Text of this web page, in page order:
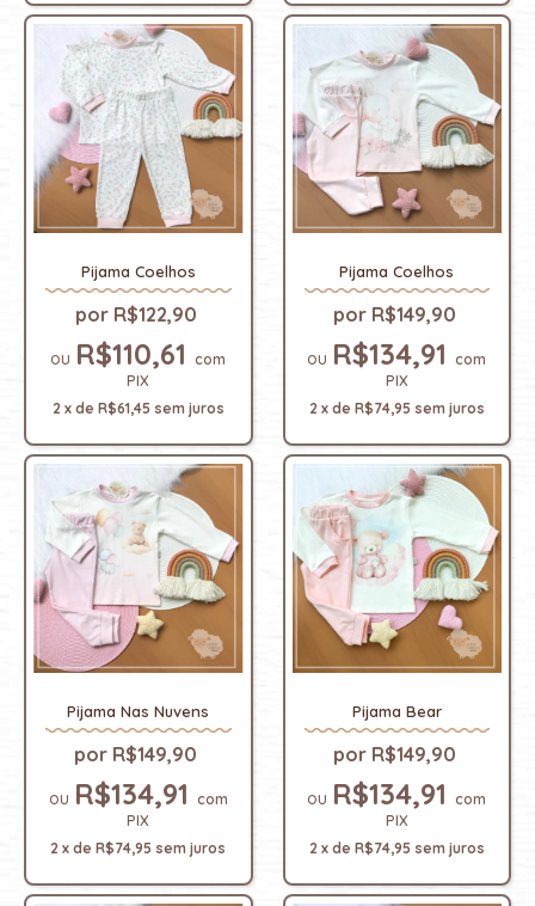
Pijama Coelhos
R$122,90
R$110,61com
PIX
2 x de R$61,45 sem juros
Pijama Coelhos
R$149,90
R$134,91com
PIX
2 x de R$74,95 sem juros
Pijama Nas Nuvens
R$149,90
R$134,91 com
PIX
2 xdeR$74,95 sem juros
Pijama Bear
R$149,90
R$134,91com
PIX
2 x de R$74,95 sem juros